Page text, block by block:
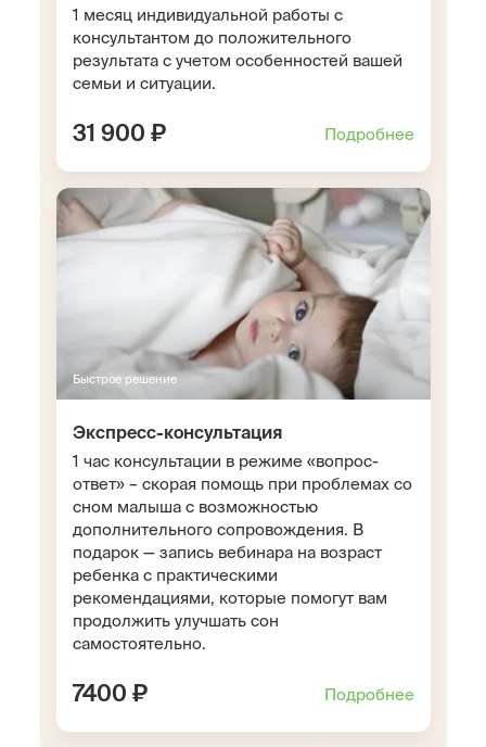
1 месяц индивидуальной работы с
консультантом до положительного
результата с учетом особенностей вашей
семьи и ситуации.
31 900 ₽ Подробнее
Быстрое решение
Экспресс-консультация
1 час консультации в режиме «вопрос-
ответ» – скорая помощь при проблемах со
сном малыша с возможностью
дополнительного сопровождения. В
подарок — запись вебинара на возраст
ребенка с практическими
рекомендациями, которые помогут вам
продолжить улучшать сон
самостоятельно.
7400 ₽ Подробнее